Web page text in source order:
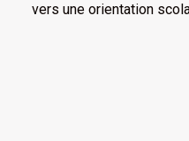
vers une orientation